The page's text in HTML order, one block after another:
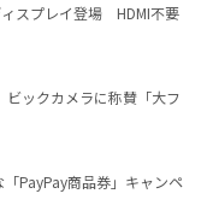
スプレイ登場 HDMI不要
ックカメラに称賛「大フ
「PayPay商品券」キャンペ